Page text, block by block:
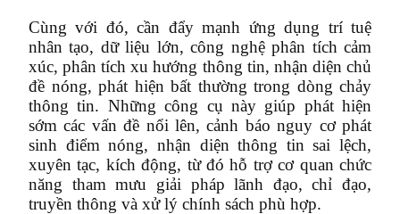
Cùng với đó, cần đẩy mạnh ứng dụng trí tuệ
nhân tạo, dữ liệu lớn, công nghệ phân tích cảm
xúc, phân tích xu hướng thông tin, nhận diện chủ
đề nóng, phát hiện bất thường trong dòng chảy
thông tin. Những công cụ này giúp phát hiện
sớm các vấn đề nổi lên, cảnh báo nguy cơ phát
sinh điểm nóng, nhận diện thông tin sai lệch,
xuyên tạc, kích động, từ đó hỗ trợ cơ quan chức
năng tham mưu giải pháp lãnh đạo, chỉ đạo,
truyền thông và xử lý chính sách phù hợp.